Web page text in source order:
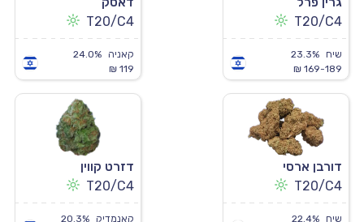
T20/C4
שיח
23.3%
169-189 ₪
T20/C4
קאניה
24.0%
119 ₪
דורבן ארסי
T20/C4
שיח
22.4%
דזרט קווין
T20/C4
קאנמדיק
20.3%